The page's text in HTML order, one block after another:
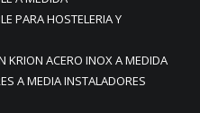
PARA HOSTELERIA Y
KRION ACERO INOX A MEDIDA
A MEDIA INSTALADORES